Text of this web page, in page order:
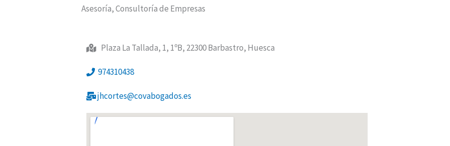
Asesoría, Consultoría de Empresas
Plaza La Tallada, 1, 1ºB, 22300 Barbastro, Huesca
974310438
jhcortes@covabogados.es